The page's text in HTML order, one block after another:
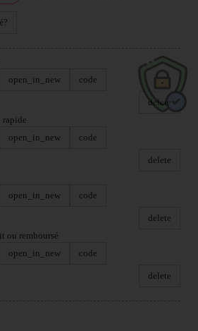
open_in_new code
delete
open_in_new code
delete
open_in_new code
delete
ou remboursé
open_in_new code
delete